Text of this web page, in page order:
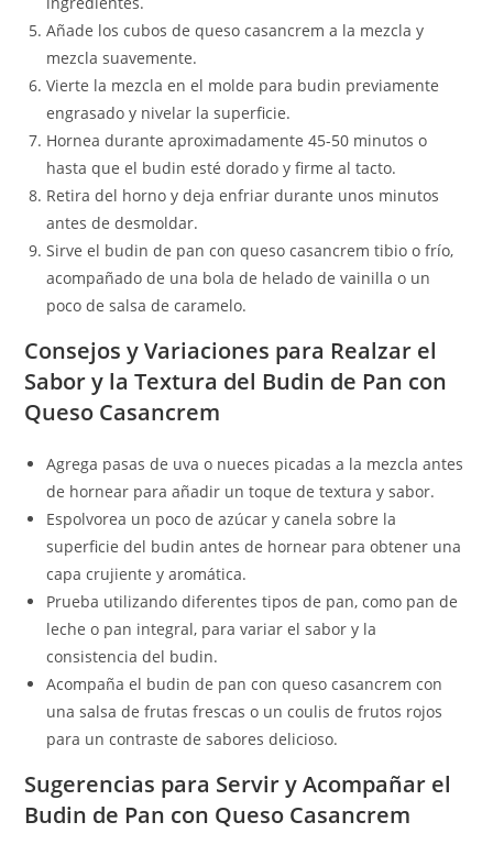
Añade los cubos de queso casancrem a la mezcla y
mezcla suavemente.
Vierte la mezcla en el molde para budin previamente
engrasado y nivelar la superficie.
Hornea durante aproximadamente 45-50 minutos o
hasta que el budin esté dorado y firme al tacto.
Retira del horno y deja enfriar durante unos minutos
antes de desmoldar.
Sirve el budin de pan con queso casancrem tibio o frío,
acompañado de una bola de helado de vainilla o un
poco de salsa de caramelo.
Consejos y Variaciones para Realzar el
Sabor y la Textura del Budin de Pan con
Queso Casancrem
Agrega pasas de uva o nueces picadas a la mezcla antes
de hornear para añadir un toque de textura y sabor.
Espolvorea un poco de azúcar y canela sobre la
superficie del budin antes de hornear para obtener una
capa crujiente y aromática.
Prueba utilizando diferentes tipos de pan, como pan de
leche o pan integral, para variar el sabor y la
consistencia del budin.
Acompaña el budin de pan con queso casancrem con
una salsa de frutas frescas o un coulis de frutos rojos
para un contraste de sabores delicioso.
Sugerencias para Servir y Acompañar el
Budin de Pan con Queso Casancrem